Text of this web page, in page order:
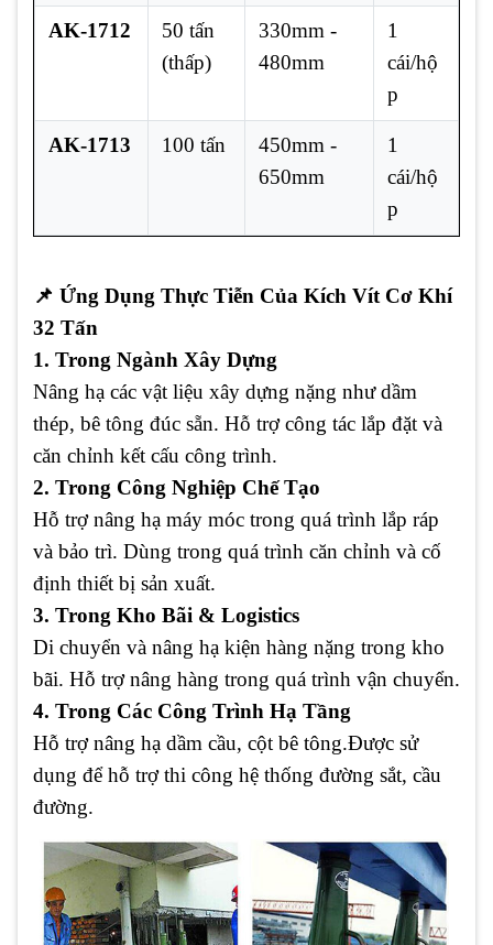
AK-1712
50 tấn
(thấp)
330mm -
480mm
1
cái/hộ
p
AK-1713 100 tấn
450mm -
650mm
1
cái/hộ
p
📌 Ứng Dụng Thực Tiễn Của Kích Vít Cơ Khí
32 Tấn
1. Trong Ngành Xây Dựng
Nâng hạ các vật liệu xây dựng nặng như dầm
thép, bê tông đúc sẵn. Hỗ trợ công tác lắp đặt và
căn chỉnh kết cấu công trình.
2. Trong Công Nghiệp Chế Tạo
Hỗ trợ nâng hạ máy móc trong quá trình lắp ráp
và bảo trì. Dùng trong quá trình căn chỉnh và cố
định thiết bị sản xuất.
3. Trong Kho Bãi & Logistics
Di chuyển và nâng hạ kiện hàng nặng trong kho
bãi. Hỗ trợ nâng hàng trong quá trình vận chuyển.
4. Trong Các Công Trình Hạ Tầng
Hỗ trợ nâng hạ dầm cầu, cột bê tông.Được sử
dụng để hỗ trợ thi công hệ thống đường sắt, cầu
đường.